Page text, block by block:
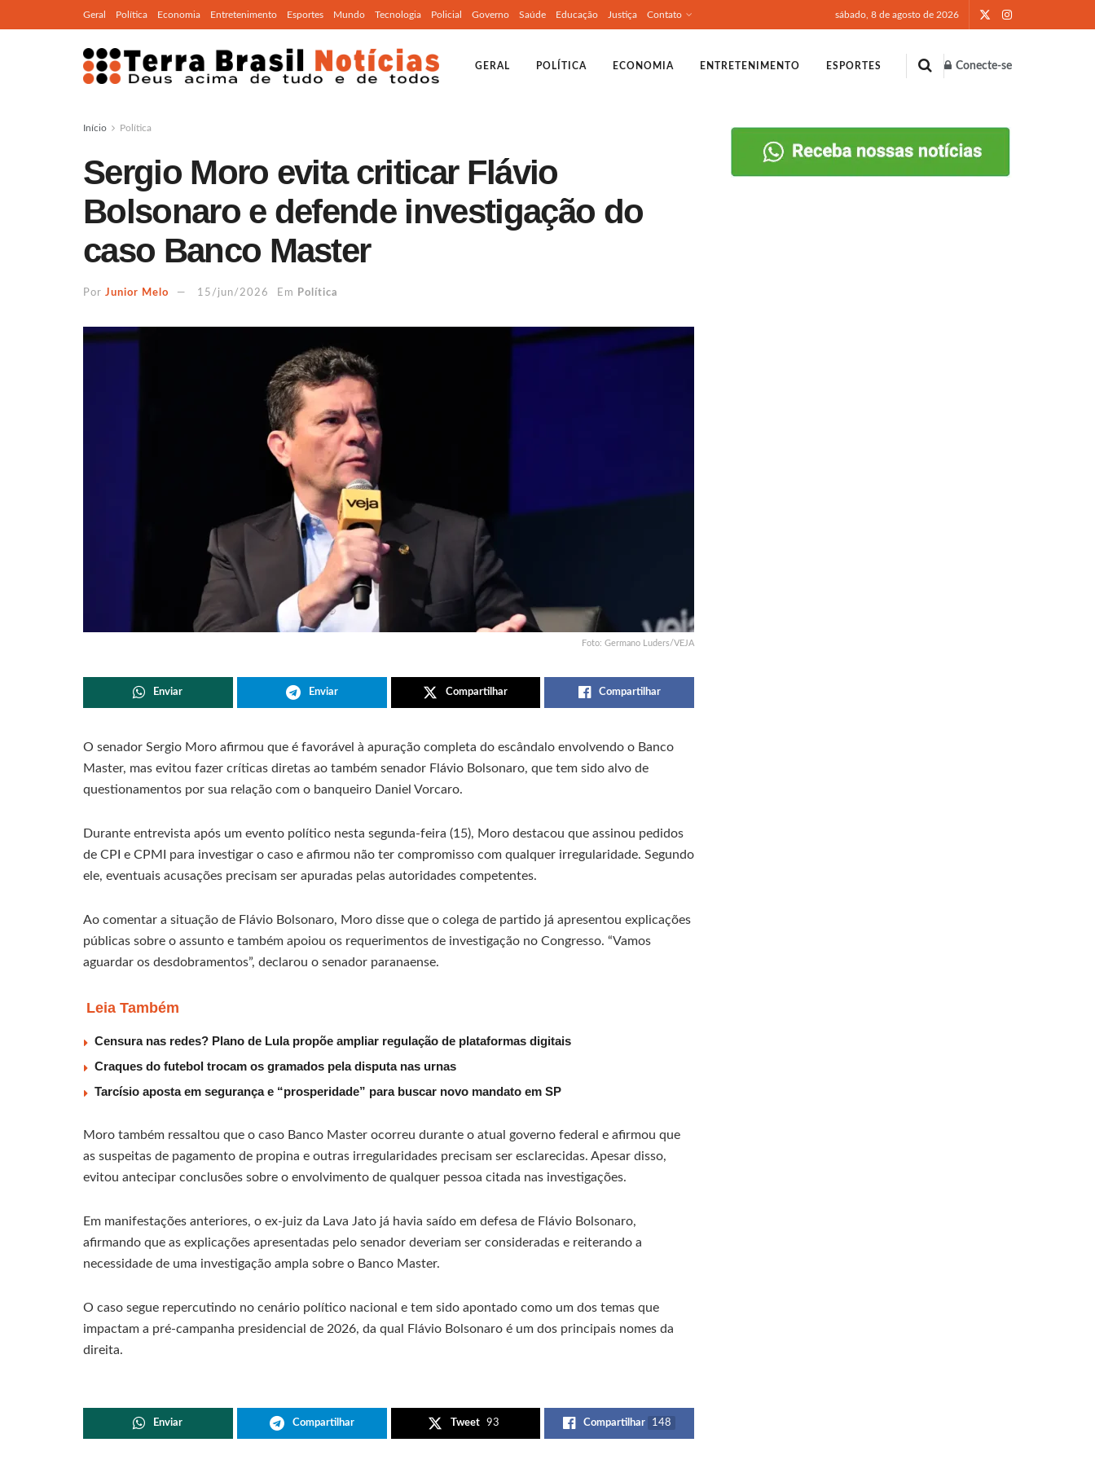
Geral Política Economia Entretenimento Esportes Mundo Tecnologia Policial Governo Saúde Educação Justiça Contato sábado, 8 de agosto de 2026
GERAL POLÍTICA ECONOMIA ENTRETENIMENTO ESPORTES Conecte-se
Início Política
Sergio Moro evita criticar Flávio
Bolsonaro e defende investigação do
caso Banco Master
Por Junior Melo 15/jun/2026 Em Política
Foto: Germano Luders/VEJA
Enviar Enviar Compartilhar Compartilhar
O senador Sergio Moro afirmou que é favorável à apuração completa do escândalo envolvendo o Banco
Master, mas evitou fazer críticas diretas ao também senador Flávio Bolsonaro, que tem sido alvo de
questionamentos por sua relação com o banqueiro Daniel Vorcaro.
Durante entrevista após um evento político nesta segunda-feira (15), Moro destacou que assinou pedidos
de CPI e CPMI para investigar o caso e afirmou não ter compromisso com qualquer irregularidade. Segundo
ele, eventuais acusações precisam ser apuradas pelas autoridades competentes.
Ao comentar a situação de Flávio Bolsonaro, Moro disse que o colega de partido já apresentou explicações
públicas sobre o assunto e também apoiou os requerimentos de investigação no Congresso. “Vamos
aguardar os desdobramentos”, declarou o senador paranaense.
Leia Também
Censura nas redes? Plano de Lula propõe ampliar regulação de plataformas digitais
Craques do futebol trocam os gramados pela disputa nas urnas
Tarcísio aposta em segurança e “prosperidade” para buscar novo mandato em SP
Moro também ressaltou que o caso Banco Master ocorreu durante o atual governo federal e afirmou que
as suspeitas de pagamento de propina e outras irregularidades precisam ser esclarecidas. Apesar disso,
evitou antecipar conclusões sobre o envolvimento de qualquer pessoa citada nas investigações.
Em manifestações anteriores, o ex-juiz da Lava Jato já havia saído em defesa de Flávio Bolsonaro,
afirmando que as explicações apresentadas pelo senador deveriam ser consideradas e reiterando a
necessidade de uma investigação ampla sobre o Banco Master.
O caso segue repercutindo no cenário político nacional e tem sido apontado como um dos temas que
impactam a pré-campanha presidencial de 2026, da qual Flávio Bolsonaro é um dos principais nomes da
direita.
Enviar Compartilhar Tweet 93 Compartilhar 148